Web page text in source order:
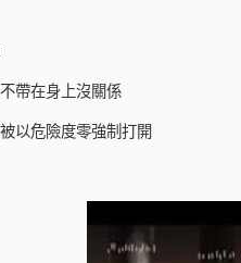
帶在身上沒關係
以危險度零強制打開